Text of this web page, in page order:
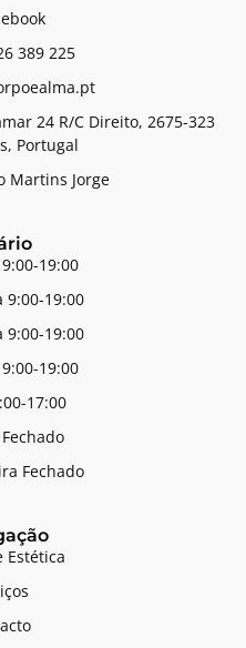
389 225
24 R/C Direito, 2675-323
Portugal
Martins Jorge
19:00
19:00
19:00
19:00
17:00
Fechado
Estética